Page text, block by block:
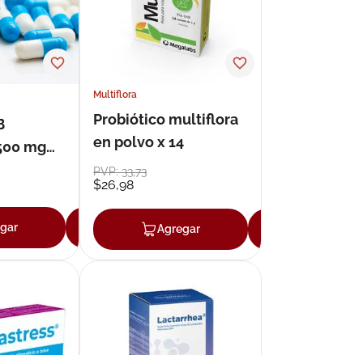
mg
Agregar
Multiflora
Probiótico multiflora
en polvo x 14
PVP:33,73
$26,98
Agregar